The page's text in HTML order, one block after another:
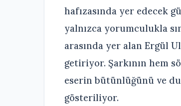
hafızasında yer edecek
yalnızca yorumculukla
arasında yer alan Ergül
getiriyor. Şarkının hem
eserin bütünlüğünü ve
gösteriliyor.